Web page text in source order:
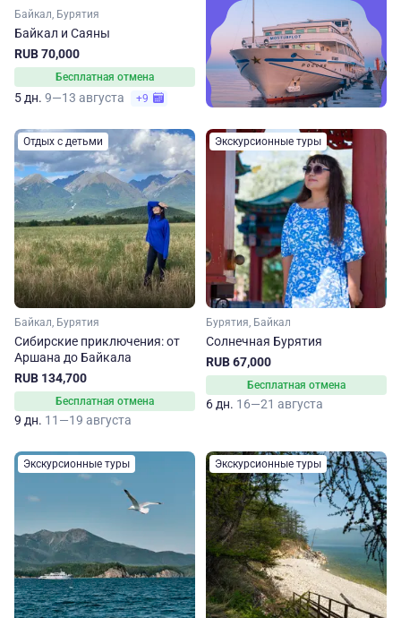
Байкал, Бурятия
Байкал и Саяны
RUB 70,000
Бесплатная отмена
5 дн. 9—13 августа +9
Отдых с детьми
Байкал, Бурятия
Сибирские приключения: от
Аршана до Байкала
RUB 134,700
Бесплатная отмена
9 дн. 11—19 августа
Экскурсионные туры
Бурятия, Байкал
Солнечная Бурятия
RUB 67,000
Бесплатная отмена
6 дн. 16—21 августа
Экскурсионные туры Экскурсионные туры